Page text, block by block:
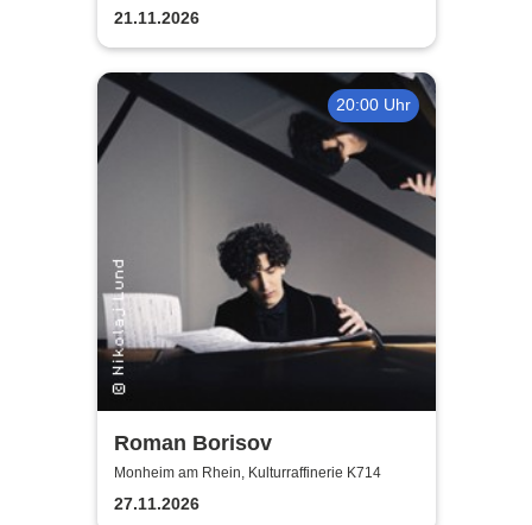
21.11.2026
20:00 Uhr
Roman Borisov
Monheim am Rhein, Kulturraffinerie K714
27.11.2026